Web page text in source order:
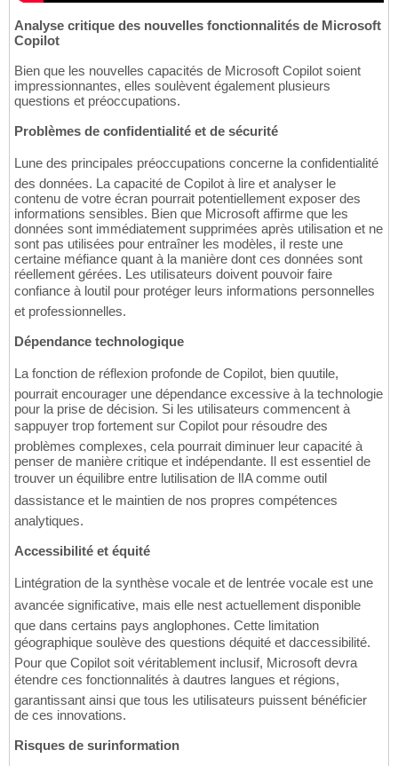
Analyse critique des nouvelles fonctionnalités de Microsoft
Copilot
Bien que les nouvelles capacités de Microsoft Copilot soient
impressionnantes, elles soulèvent également plusieurs
questions et préoccupations.
Problèmes de confidentialité et de sécurité
Lune des principales préoccupations concerne la confidentialité
des données. La capacité de Copilot à lire et analyser le
contenu de votre écran pourrait potentiellement exposer des
informations sensibles. Bien que Microsoft affirme que les
données sont immédiatement supprimées après utilisation et ne
sont pas utilisées pour entraîner les modèles, il reste une
certaine méfiance quant à la manière dont ces données sont
réellement gérées. Les utilisateurs doivent pouvoir faire
confiance à loutil pour protéger leurs informations personnelles
et professionnelles.
Dépendance technologique
La fonction de réflexion profonde de Copilot, bien quutile,
pourrait encourager une dépendance excessive à la technologie
pour la prise de décision. Si les utilisateurs commencent à
sappuyer trop fortement sur Copilot pour résoudre des
problèmes complexes, cela pourrait diminuer leur capacité à
penser de manière critique et indépendante. Il est essentiel de
trouver un équilibre entre lutilisation de lIA comme outil
dassistance et le maintien de nos propres compétences
analytiques.
Accessibilité et équité
Lintégration de la synthèse vocale et de lentrée vocale est une
avancée significative, mais elle nest actuellement disponible
que dans certains pays anglophones. Cette limitation
géographique soulève des questions déquité et daccessibilité.
Pour que Copilot soit véritablement inclusif, Microsoft devra
étendre ces fonctionnalités à dautres langues et régions,
garantissant ainsi que tous les utilisateurs puissent bénéficier
de ces innovations.
Risques de surinformation